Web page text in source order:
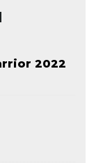
2022